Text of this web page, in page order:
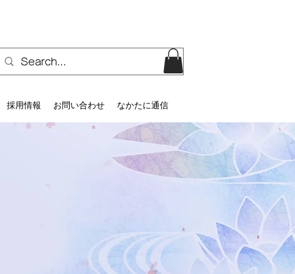
採用情報 お問い合わせ なかたに通信